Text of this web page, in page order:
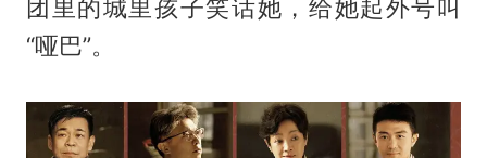
团里的城里孩子笑话她，给她起外号叫
“哑巴”。